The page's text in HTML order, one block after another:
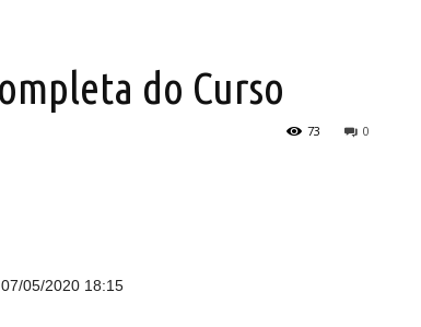
do Curso
0
73
05/2020 18:15